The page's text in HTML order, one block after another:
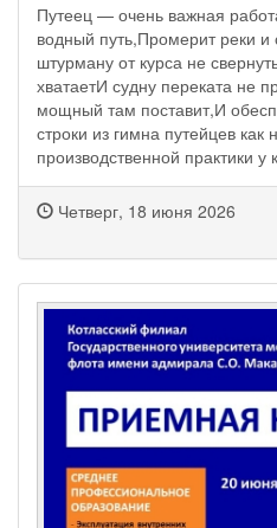
Путеец — очень важная
водный путь,Промерит реки и
штурману от курса не
хватаетИ судну переката не
мощный там поставит,И
строки из гимна путейцев
производственной практики
Четверг, 18 июня 2026